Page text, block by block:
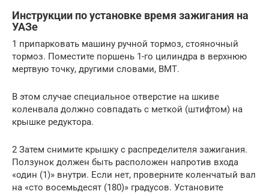
Инструкции по установке время зажигания на
УАЗе
1 припарковать машину ручной тормоз, стояночный
тормоз. Поместите поршень 1-го цилиндра в верхнюю
мертвую точку, другими словами, ВМТ.
В этом случае специальное отверстие на шкиве
коленвала должно совпадать с меткой (штифтом) на
крышке редуктора.
2 Затем снимите крышку с распределителя зажигания.
Ползунок должен быть расположен напротив входа
«один (1)» внутри. Если нет, проверните коленчатый вал
на «сто восемьдесят (180)» градусов. Установите